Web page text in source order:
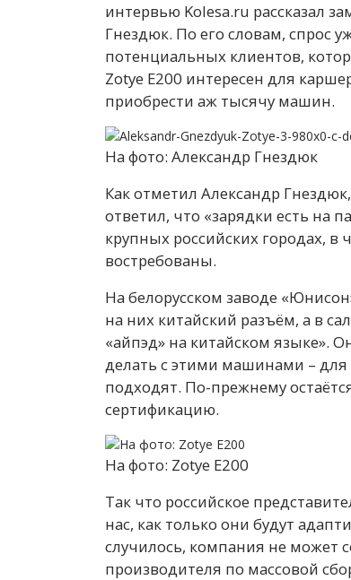
интервью Kolesa.ru рассказал
Гнездюк. По его словам, спрос
потенциальных клиентов,
Zotye E200 интересен для
приобрести аж тысячу машин.
На фото: Александр Гнездюк
Как отметил Александр
ответил, что «зарядки есть на
крупных российских городах, в
востребованы.
На белорусском заводе
на них китайский разъём, а в
«айпэд» на китайском языке».
делать с этими машинами –
подходят. По-прежнему
сертификацию.
На фото: Zotye E200
Так что российское
нас, как только они будут
случилось, компания не может
производителя по массовой